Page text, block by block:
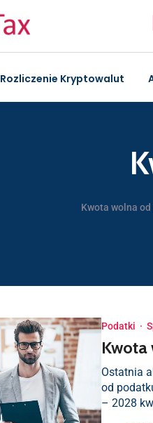
Rozliczenie Kryptowalut
Kwota wolna
Podatki ·
Kwota
Ostatnia
od
– 2028